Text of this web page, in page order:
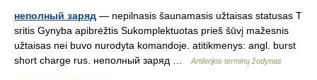
неполный заряд — nepilnasis šaunamasis užtaisas statusas T
sritis Gynyba apibrėžtis Sukomplektuotas prieš šūvį mažesnis
užtaisas nei buvo nurodyta komandoje. atitikmenys: angl. burst
short charge rus. неполный заряд …
Artilerijos terminų žodynas